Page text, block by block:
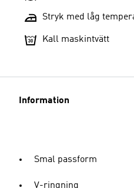
Stryk med låg
Kall maskintvätt
Information
Smal passform
V-ringning